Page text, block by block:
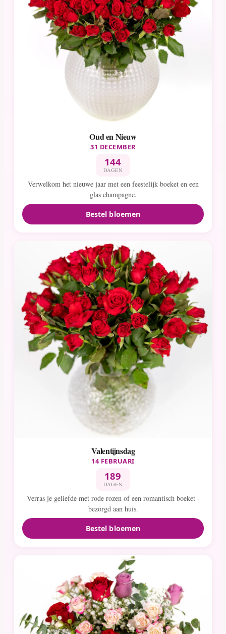
Oud en Nieuw
31 DECEMBER
144
DAGEN
Verwelkom het nieuwe jaar met een feestelijk boeket en een
glas champagne.
Bestel bloemen
Valentijnsdag
14 FEBRUARI
189
DAGEN
Verras je geliefde met rode rozen of een romantisch boeket -
bezorgd aan huis.
Bestel bloemen